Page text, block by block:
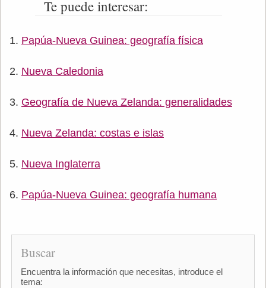
Te puede interesar:
Papúa-Nueva Guinea: geografía física
Nueva Caledonia
Geografía de Nueva Zelanda: generalidades
Nueva Zelanda: costas e islas
Nueva Inglaterra
Papúa-Nueva Guinea: geografía humana
Buscar
Encuentra la información que necesitas, introduce el
tema: